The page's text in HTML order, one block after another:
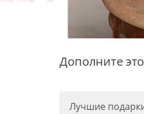
Дополните
Лучшие